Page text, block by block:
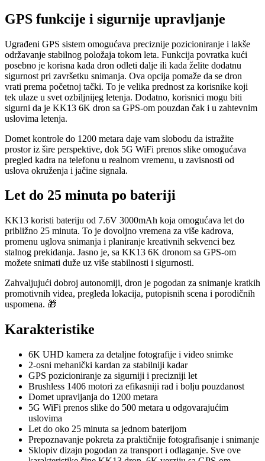
GPS funkcije i sigurnije upravljanje
Ugrađeni GPS sistem omogućava preciznije pozicioniranje i lakše
održavanje stabilnog položaja tokom leta. Funkcija povratka kući
posebno je korisna kada dron odleti dalje ili kada želite dodatnu
sigurnost pri završetku snimanja. Ova opcija pomaže da se dron
vrati prema početnoj tački. To je velika prednost za korisnike koji
tek ulaze u svet ozbiljnijeg letenja. Dodatno, korisnici mogu biti
sigurni da je KK13 6K dron sa GPS-om pouzdan čak i u zahtevnim
uslovima letenja.
Domet kontrole do 1200 metara daje vam slobodu da istražite
prostor iz šire perspektive, dok 5G WiFi prenos slike omogućava
pregled kadra na telefonu u realnom vremenu, u zavisnosti od
uslova okruženja i jačine signala.
Let do 25 minuta po bateriji
KK13 koristi bateriju od 7.6V 3000mAh koja omogućava let do
približno 25 minuta. To je dovoljno vremena za više kadrova,
promenu uglova snimanja i planiranje kreativnih sekvenci bez
stalnog prekidanja. Jasno je, sa KK13 6K dronom sa GPS-om
možete snimati duže uz više stabilnosti i sigurnosti.
Zahvaljujući dobroj autonomiji, dron je pogodan za snimanje kratkih
promotivnih videa, pregleda lokacija, putopisnih scena i porodičnih
uspomena. 🎁
Karakteristike
6K UHD kamera za detaljne fotografije i video snimke
2-osni mehanički kardan za stabilniji kadar
GPS pozicioniranje za sigurniji i precizniji let
Brushless 1406 motori za efikasniji rad i bolju pouzdanost
Domet upravljanja do 1200 metara
5G WiFi prenos slike do 500 metara u odgovarajućim
uslovima
Let do oko 25 minuta sa jednom baterijom
Prepoznavanje pokreta za praktičnije fotografisanje i snimanje
Sklopiv dizajn pogodan za transport i odlaganje. Sve ove